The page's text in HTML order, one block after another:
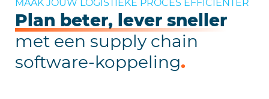
MAAK JOUW LOGISTIEKE PROCES EFFICIËNTER
Plan beter, lever sneller
met een supply chain
software-koppeling.